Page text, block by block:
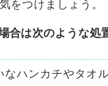
をつけましょう。
合は次のような処
なハンカチやタオ